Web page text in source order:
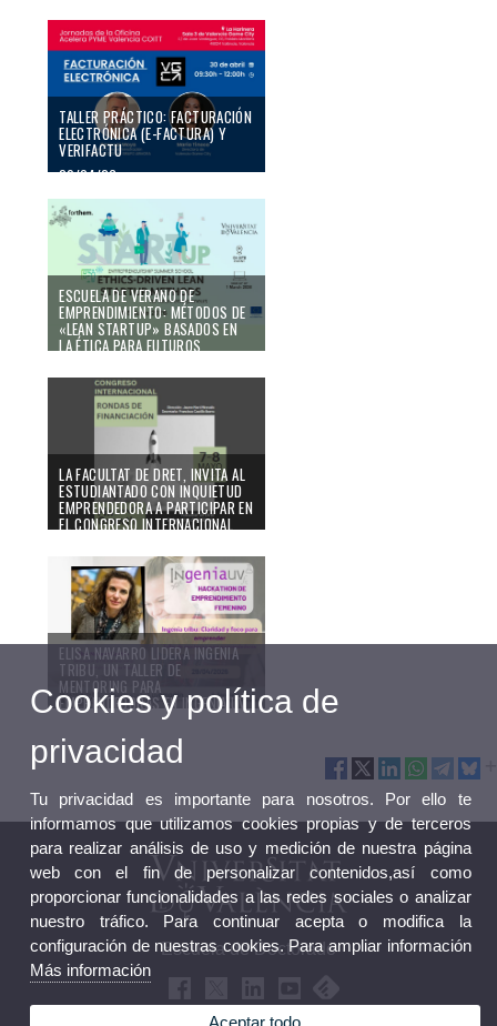
NEGOCIO DEL ESTUDIANTADO DE
DOCTORADO DE LA UV DOTADO
CON 10.000 € EN AYUDAS
14/05/26
TALLER PRÁCTICO: FACTURACIÓN
ELECTRÓNICA (E-FACTURA) Y
VERIFACTU
29/04/26
ESCUELA DE VERANO DE
EMPRENDIMIENTO: MÉTODOS DE
«LEAN STARTUP» BASADOS EN
LA ÉTICA PARA FUTUROS
27/04/26
LA FACULTAT DE DRET, INVITA AL
ESTUDIANTADO CON INQUIETUD
EMPRENDEDORA A PARTICIPAR EN
EL CONGRESO INTERNACIONAL
FINANCIACIÓN, QUE SE
CELEBRARÁ LOS PRÓXIMOS 7 Y 8
DE MAYO
23/04/26
ELISA NAVARRO LIDERA INGENIA
TRIBU, UN TALLER DE
MENTORING PARA
EMPRENDEDORAS EN INGENIA UV
Escuela de Doctorado
Cookies y política de
privacidad
Tu privacidad es importante para nosotros. Por ello te
informamos que utilizamos cookies propias y de terceros
para realizar análisis de uso y medición de nuestra página
web con el fin de personalizar contenidos,así como
proporcionar funcionalidades a las redes sociales o analizar
nuestro tráfico. Para continuar acepta o modifica la
configuración de nuestras cookies. Para ampliar información
Más información
Aceptar todo